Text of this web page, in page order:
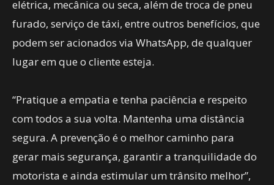
elétrica, mecânica ou seca, além de troca de pneu
furado, serviço de táxi, entre outros benefícios, que
podem ser acionados via WhatsApp, de qualquer
lugar em que o cliente esteja.
“Pratique a empatia e tenha paciência e respeito
com todos a sua volta. Mantenha uma distância
segura. A prevenção é o melhor caminho para
gerar mais segurança, garantir a tranquilidade do
motorista e ainda estimular um trânsito melhor”,